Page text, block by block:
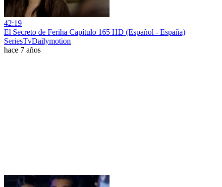
42:19
El Secreto de Feriha Capítulo 165 HD (Español - España)
SeriesTvDailymotion
hace 7 años